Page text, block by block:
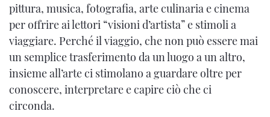
pittura, musica, fotografia, arte culinaria e cinema
per offrire ai lettori “visioni d’artista” e stimoli a
viaggiare. Perché il viaggio, che non può essere mai
un semplice trasferimento da un luogo a un altro,
insieme all’arte ci stimolano a guardare oltre per
conoscere, interpretare e capire ciò che ci
circonda.